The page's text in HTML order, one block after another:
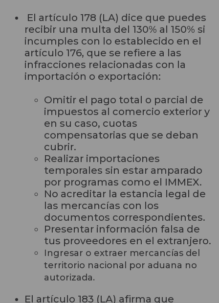
El artículo 178 (LA) dice que puedes
recibir una multa del 130% al 150% si
incumples con lo establecido en el
artículo 176, que se refiere a las
infracciones relacionadas con la
importación o exportación:
Omitir el pago total o parcial de
impuestos al comercio exterior y
en su caso, cuotas
compensatorias que se deban
cubrir.
Realizar importaciones
temporales sin estar amparado
por programas como el IMMEX.
No acreditar la estancia legal de
las mercancías con los
documentos correspondientes.
Presentar información falsa de
tus proveedores en el extranjero.
Ingresar o extraer mercancías del
territorio nacional por aduana no
autorizada.
El artículo 183 (LA) afirma que